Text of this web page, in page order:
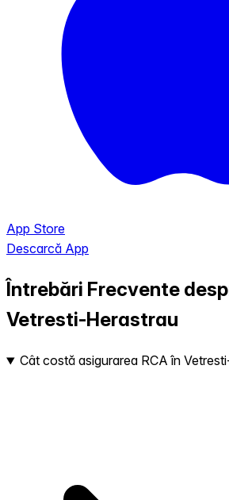
App Store
Descarcă App
Întrebări Frecvente
Vetresti-Herastrau
Cât costă asigurarea RCA în